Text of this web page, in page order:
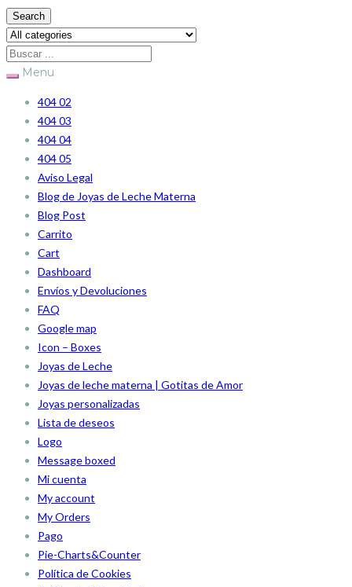
Search
Menu
404 02
404 03
404 04
404 05
Aviso Legal
Blog de Joyas de Leche Materna
Blog Post
Carrito
Cart
Dashboard
Envíos y Devoluciones
FAQ
Google map
Icon – Boxes
Joyas de Leche
Joyas de leche materna | Gotitas de Amor
Joyas personalizadas
Lista de deseos
Logo
Message boxed
Mi cuenta
My account
My Orders
Pago
Pie-Charts&Counter
Política de Cookies